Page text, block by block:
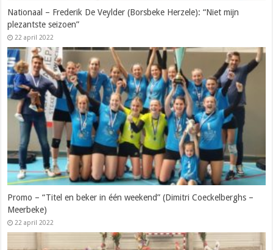
Nationaal – Frederik De Veylder (Borsbeke Herzele): “Niet mijn
plezantste seizoen”
22 april 2022
Promo – “Titel en beker in één weekend” (Dimitri Coeckelberghs –
Meerbeke)
22 april 2022